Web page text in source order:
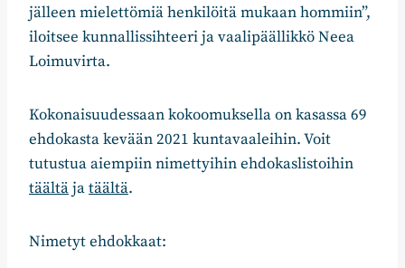
jälleen mielettömiä henkilöitä mukaan hommiin”,
iloitsee kunnallissihteeri ja vaalipäällikkö Neea
Loimuvirta.
Kokonaisuudessaan kokoomuksella on kasassa 69
ehdokasta kevään 2021 kuntavaaleihin. Voit
tutustua aiempiin nimettyihin ehdokaslistoihin
täältäjatäältä.
Nimetyt ehdokkaat: